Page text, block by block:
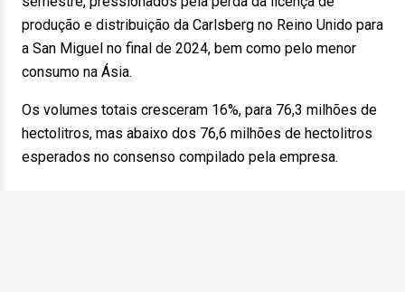
produção e distribuição da Carlsberg no Reino Unido para
a San Miguel no final de 2024, bem como pelo menor
consumo na Ásia.
Os volumes totais cresceram 16%, para 76,3 milhões de
hectolitros, mas abaixo dos 76,6 milhões de hectolitros
esperados no consenso compilado pela empresa.